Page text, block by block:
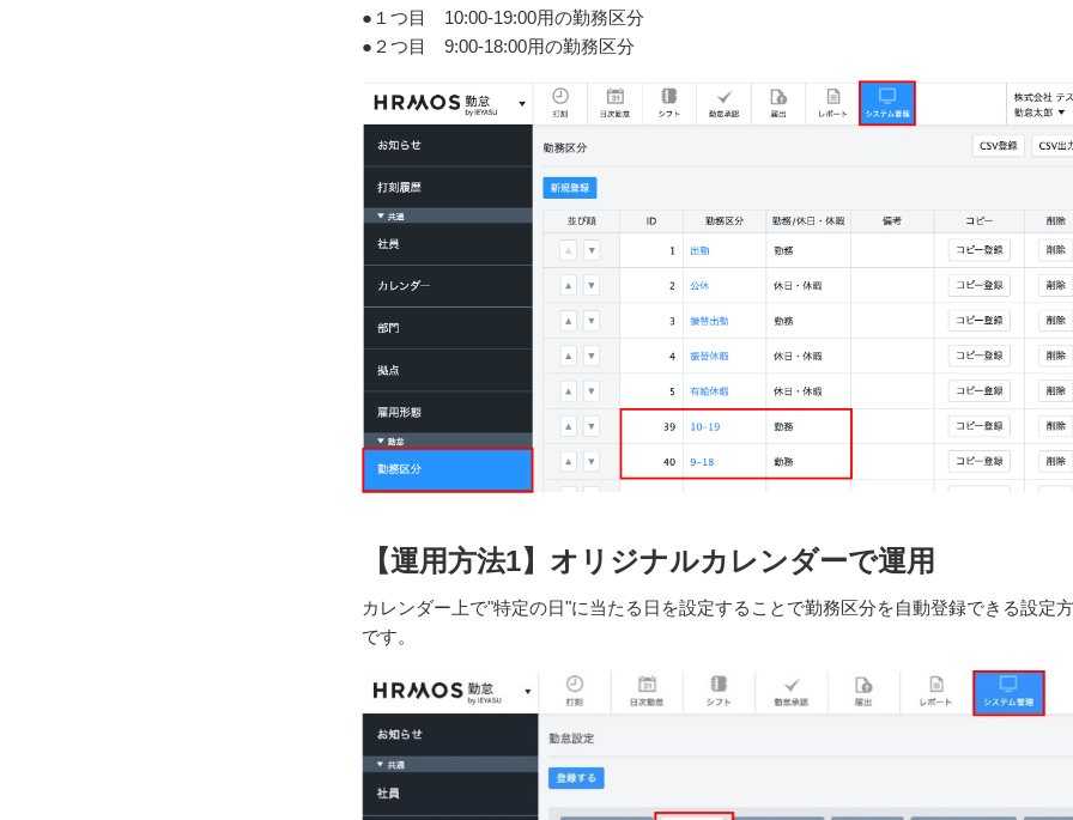
●１つ目 10:00-19:00用の勤務区分
●２つ目 9:00-18:00用の勤務区分
【運用方法1】オリジナルカレンダーで運用
カレンダー上で"特定の日"に当たる日を設定することで勤務区分を自動登録できる設定
です。